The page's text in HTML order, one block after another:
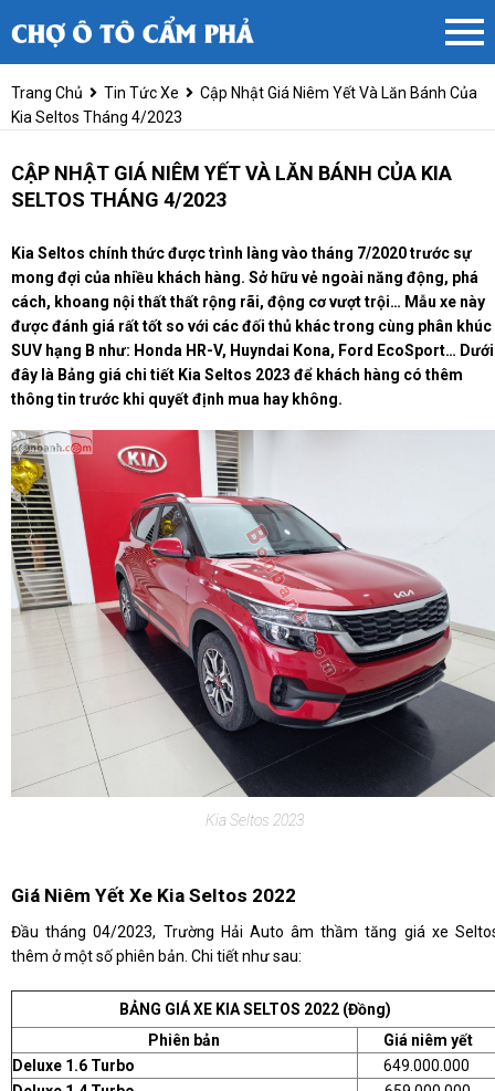
Trang Chủ Tin Tức Xe
Cập Nhật Giá Niêm Yết Và Lăn Bánh Của
Kia Seltos Tháng 4/2023
CẬP NHẬT GIÁ NIÊM YẾT VÀ LĂN BÁNH CỦA KIA
SELTOS THÁNG 4/2023
Kia Seltos chính thức được trình làng vào tháng 7/2020 trước sự
mong đợi của nhiều khách hàng. Sở hữu vẻ ngoài năng động, phá
cách, khoang nội thất thất rộng rãi, động cơ vượt trội… Mẫu xe này
được đánh giá rất tốt so với các đối thủ khác trong cùng phân khúc
SUV hạng B như: Honda HR-V, Huyndai Kona, Ford EcoSport… Dưới
đây là Bảng giá chi tiết Kia Seltos 2023 để khách hàng có thêm
thông tin trước khi quyết định mua hay không.
Kia Seltos 2023
Giá Niêm Yết Xe Kia Seltos 2022
Đầu tháng 04/2023, Trường Hải Auto âm thầm tăng giá xe
thêm ở một số phiên bản. Chi tiết như sau:
BẢNG GIÁ XE KIA SELTOS 2022 (đồng)
Phiên bản
Giá niêm yết
Deluxe 1.6 Turbo
649.000.000